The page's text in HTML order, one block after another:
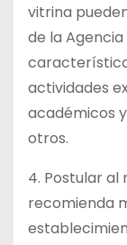
vitrina
de la Agencia
actividades
académicos
otros.
4. Postular al
recomienda